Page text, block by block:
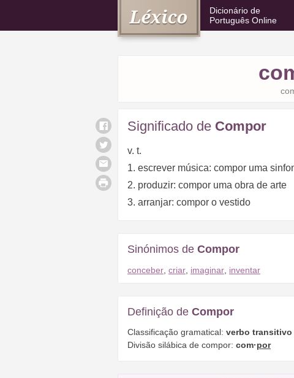
Dicionário de
Português Online
Significado de Compor
v. t.
1. escrever música: compor uma
2. produzir: compor uma obra de arte
3. arranjar: compor o vestido
Sinónimos de Compor
conceber criar imaginar inventar
Definição de Compor
Classificação gramatical: verbo transitivo
Divisão silábica de compor: com·por